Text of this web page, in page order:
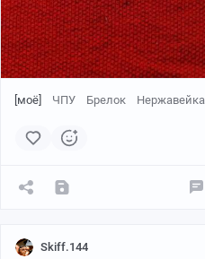
[моё] ЧПУ Брелок Нержавейка
Skiff.144